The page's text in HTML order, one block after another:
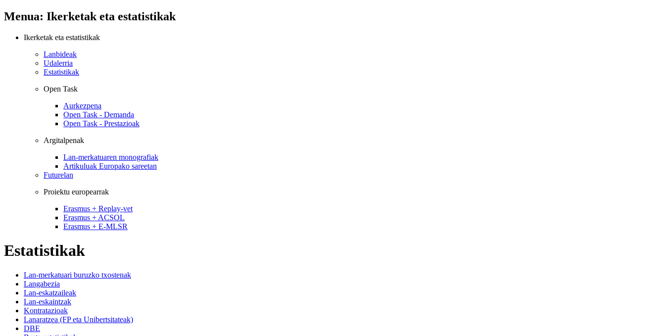
Menua: Ikerketak eta estatistikak
Ikerketak eta estatistikak
Lanbideak
Udalerria
Estatistikak
Open Task
Aurkezpena
Open Task - Demanda
Open Task - Prestazioak
Argitalpenak
Lan-merkatuaren monografiak
Artikuluak Europako sareetan
Futurelan
Proiektu europearrak
Erasmus + Replay-vet
Erasmus + ACSOL
Erasmus + E-MLSR
Estatistikak
Lan-merkatuari buruzko txostenak
Langabezia
Lan-eskatzaileak
Lan-eskaintzak
Kontratazioak
Lanaratzea (FP eta Unibertsitateak)
DBE